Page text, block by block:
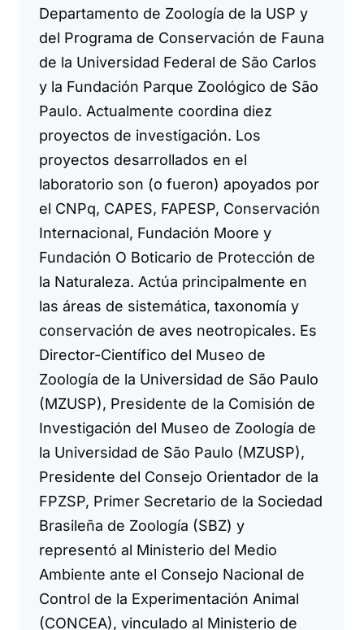
Departamento de Zoología de la USP y
del Programa de Conservación de Fauna
de la Universidad Federal de São Carlos
y la Fundación Parque Zoológico de São
Paulo. Actualmente coordina diez
proyectos de investigación. Los
proyectos desarrollados en el
laboratorio son (o fueron) apoyados por
el CNPq, CAPES, FAPESP, Conservación
Internacional, Fundación Moore y
Fundación O Boticario de Protección de
la Naturaleza. Actúa principalmente en
las áreas de sistemática, taxonomía y
conservación de aves neotropicales. Es
Director-Científico del Museo de
Zoología de la Universidad de São Paulo
(MZUSP), Presidente de la Comisión de
Investigación del Museo de Zoología de
la Universidad de São Paulo (MZUSP),
Presidente del Consejo Orientador de la
FPZSP, Primer Secretario de la Sociedad
Brasileña de Zoología (SBZ) y
representó al Ministerio del Medio
Ambiente ante el Consejo Nacional de
Control de la Experimentación Animal
(CONCEA), vinculado al Ministerio de